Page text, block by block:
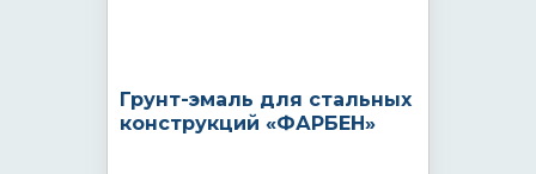
Грунт-эмаль для стальных
конструкций «ФАРБЕН»